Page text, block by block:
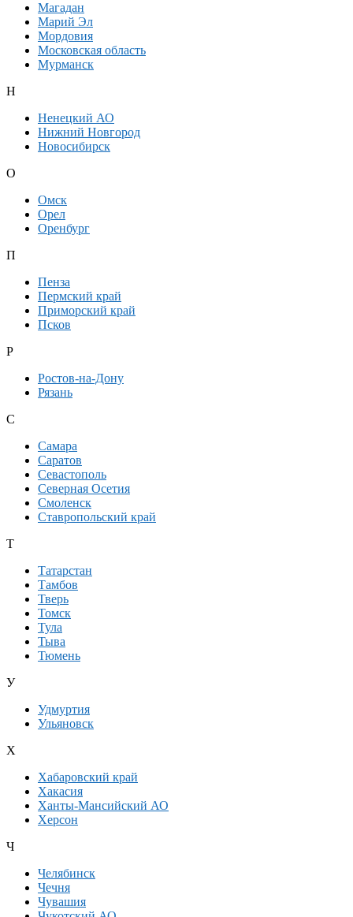
Магадан
Марий Эл
Мордовия
Московская область
Мурманск
Н
Ненецкий АО
Нижний Новгород
Новосибирск
О
Омск
Орел
Оренбург
П
Пенза
Пермский край
Приморский край
Псков
Р
Ростов-на-Дону
Рязань
С
Самара
Саратов
Севастополь
Северная Осетия
Смоленск
Ставропольский край
Т
Татарстан
Тамбов
Тверь
Томск
Тула
Тыва
Тюмень
У
Удмуртия
Ульяновск
Х
Хабаровский край
Хакасия
Ханты-Мансийский АО
Херсон
Ч
Челябинск
Чечня
Чувашия